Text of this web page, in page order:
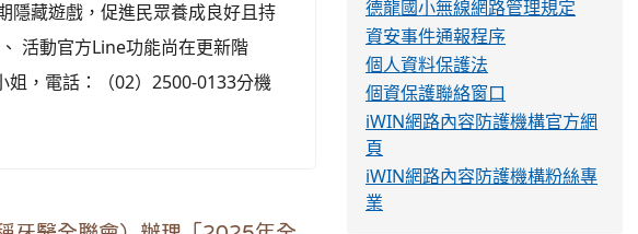
隱藏遊戲，促進民眾養成良好且持
活動官方Line功能尚在更新階
，電話：（02）2500-0133分機
德龍國小無線網路管理規定
資安事件通報程序
個人資料保護法
個資保護聯絡窗口
iWIN網路內容防護機構官方網
頁
iWIN網路內容防護機構粉絲專
業